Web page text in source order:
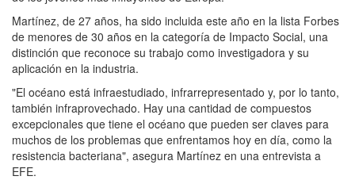
Martínez, de 27 años, ha sido incluida este año en la lista Forbes
de menores de 30 años en la categoría de Impacto Social, una
distinción que reconoce su trabajo como investigadora y su
aplicación en la industria.
"El océano está infraestudiado, infrarrepresentado y, por lo tanto,
también infraprovechado. Hay una cantidad de compuestos
excepcionales que tiene el océano que pueden ser claves para
muchos de los problemas que enfrentamos hoy en día, como la
resistencia bacteriana", asegura Martínez en una entrevista a
EFE.